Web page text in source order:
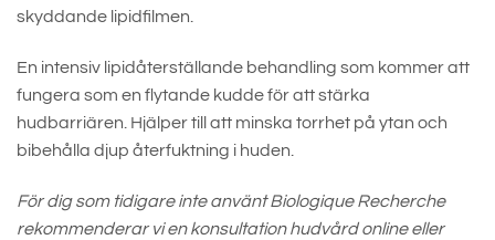
skyddande lipidfilmen.
En intensiv lipidåterställande behandling som kommer att
fungera som en flytande kudde för att stärka
hudbarriären. Hjälper till att minska torrhet på ytan och
bibehålla djup återfuktning i huden.
För dig som tidigare inte använt Biologique Recherche
rekommenderar vi en konsultation hudvård online eller